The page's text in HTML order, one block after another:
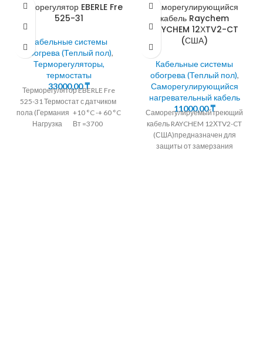
Терморегулятор EBERLE Fre
525-31
Кабельные системы
обогрева (Теплый пол),
Терморегуляторы,
термостаты
33000,00₸
Терморегулятор EBERLE Fre
525-31 Термостат с датчиком
пола (Германия +10 °C -+ 60 °C
Нагрузка Вт =3700
Саморегулирующийся
кабель Raychem
RAYCHEM 12ХTV2-CT
(США)
Кабельные системы
обогрева (Теплый пол),
Саморегулирующийся
нагревательный кабель
11000,00₸
Саморегулируемый греющий
кабель RAYCHEM 12ХTV2-CT
(США)предназначен для
защиты от замерзания